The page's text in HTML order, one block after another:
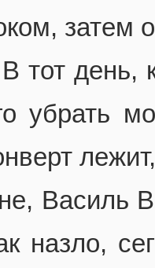
затем
тот день,
убрать
Василь
назло,